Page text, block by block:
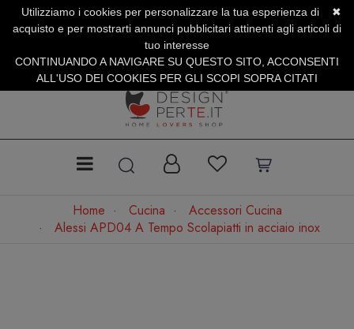
SERVIZIO CLIENTI +39.0773.470.562
SUMMER SALES | Fino al 31 Agosto
Home Cucina
Accessori Cucina
Alessi APD04 A Tempo Scolapiatti in acciaio inox
✖
Utilizziamo i cookies per personalizzare la tua esperienza di
acquisto e per mostrarti annunci pubblicitari attinenti agli articoli di
tuo interesse
CONTINUANDO A NAVIGARE SU QUESTO SITO, ACCONSENTI
ALL'USO DEI COOKIES PER GLI SCOPI SOPRA CITATI